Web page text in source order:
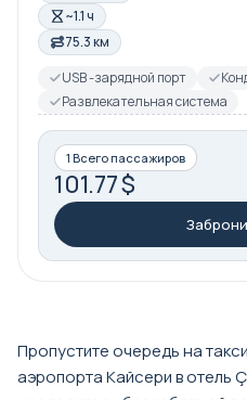
~1.1 ч
75.3 км
USB -зарядной порт
Развлекательная система
1 Всего пассажиров
101.77 $
Пропустите очередь на
аэропорта Кайсери в отель